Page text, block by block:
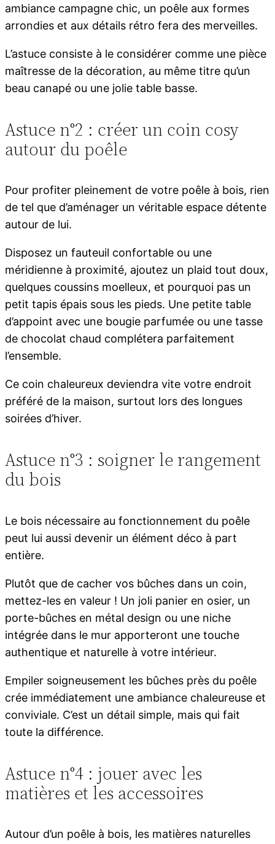
ambiance campagne chic, un poêle aux formes
arrondies et aux détails rétro fera des merveilles.
L’astuce consiste à le considérer comme une pièce
maîtresse de la décoration, au même titre qu’un
beau canapé ou une jolie table basse.
Astuce n°2 : créer un coin cosy
autour du poêle
Pour profiter pleinement de votre poêle à bois, rien
de tel que d’aménager un véritable espace détente
autour de lui.
Disposez un fauteuil confortable ou une
méridienne à proximité, ajoutez un plaid tout doux,
quelques coussins moelleux, et pourquoi pas un
petit tapis épais sous les pieds. Une petite table
d’appoint avec une bougie parfumée ou une tasse
de chocolat chaud complétera parfaitement
l’ensemble.
Ce coin chaleureux deviendra vite votre endroit
préféré de la maison, surtout lors des longues
soirées d’hiver.
Astuce n°3 : soigner le rangement
du bois
Le bois nécessaire au fonctionnement du poêle
peut lui aussi devenir un élément déco à part
entière.
Plutôt que de cacher vos bûches dans un coin,
mettez-les en valeur ! Un joli panier en osier, un
porte-bûches en métal design ou une niche
intégrée dans le mur apporteront une touche
authentique et naturelle à votre intérieur.
Empiler soigneusement les bûches près du poêle
crée immédiatement une ambiance chaleureuse et
conviviale. C’est un détail simple, mais qui fait
toute la différence.
Astuce n°4 : jouer avec les
matières et les accessoires
Autour d’un poêle à bois, les matières naturelles